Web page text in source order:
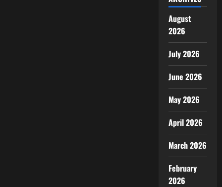
August
2026
July 2026
June 2026
May 2026
April 2026
March 2026
February
2026